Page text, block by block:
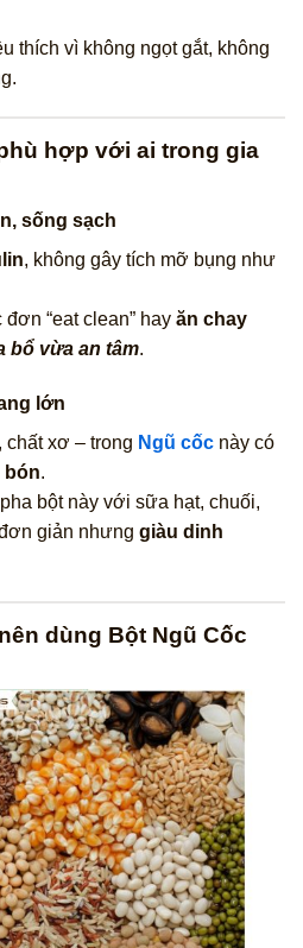
thích vì không ngọt gắt, không
hợp với ai trong gia
sống sạch
, không gây tích mỡ bụng như
“eat clean” hayăn chay
bổ vừa an tâm.
lớn
chất xơ – trong Ngũ cốc này có
bón.
bột này với sữa hạt, chuối,
giản nhưng giàu dinh
dùng Bột Ngũ Cốc